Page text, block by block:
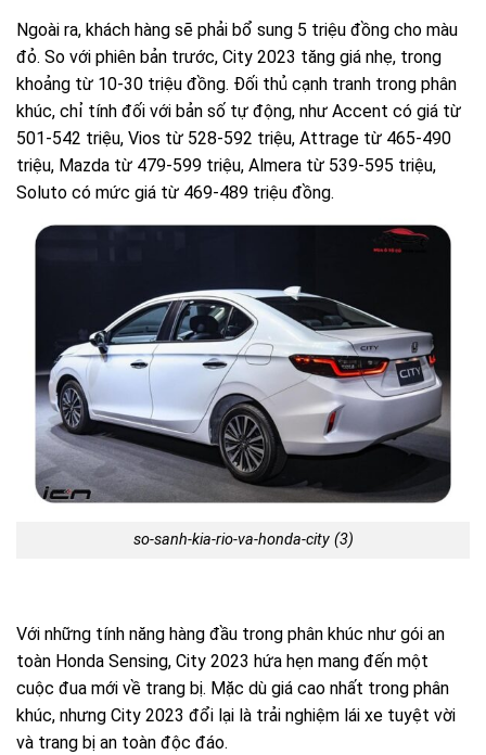
Ngoài ra, khách hàng sẽ phải bổ sung 5 triệu đồng cho màu
đỏ. So với phiên bản trước, City 2023 tăng giá nhẹ, trong
khoảng từ 10-30 triệu đồng. Đối thủ cạnh tranh trong phân
khúc, chỉ tính đối với bản số tự động, như Accent có giá từ
501-542 triệu, Vios từ 528-592 triệu, Attrage từ 465-490
triệu, Mazda từ 479-599 triệu, Almera từ 539-595 triệu,
Soluto có mức giá từ 469-489 triệu đồng.
so-sanh-kia-rio-va-honda-city (3)
Với những tính năng hàng đầu trong phân khúc như gói an
toàn Honda Sensing, City 2023 hứa hẹn mang đến một
cuộc đua mới về trang bị. Mặc dù giá cao nhất trong phân
khúc, nhưng City 2023 đổi lại là trải nghiệm lái xe tuyệt vời
và trang bị an toàn độc đáo.